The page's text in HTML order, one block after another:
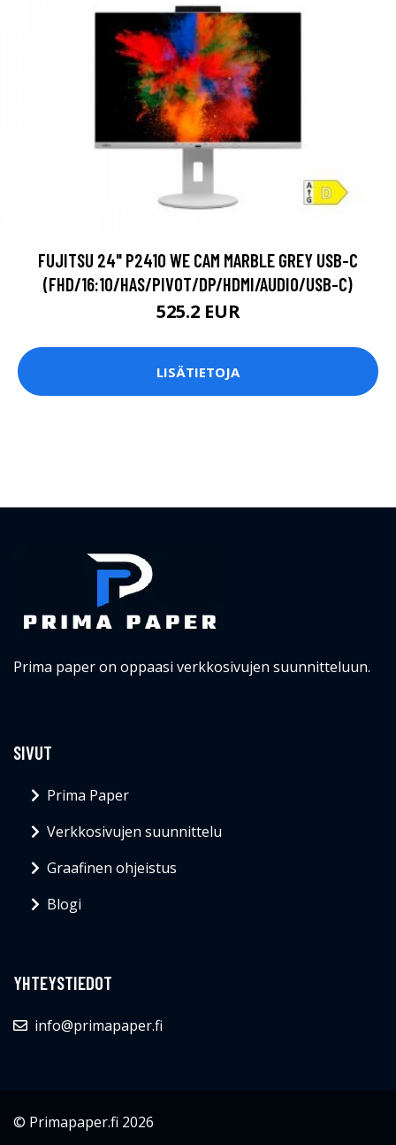
FUJITSU 24" P2410 WE CAM MARBLE GREY USB-C
(FHD/16:10/HAS/PIVOT/DP/HDMI/AUDIO/USB-C)
525.2 EUR
LISÄTIETOJA
Prima paper on oppaasi verkkosivujen suunnitteluun.
SIVUT
Prima Paper
Verkkosivujen suunnittelu
Graafinen ohjeistus
Blogi
YHTEYSTIEDOT
info@primapaper.fi
© Primapaper.fi 2026